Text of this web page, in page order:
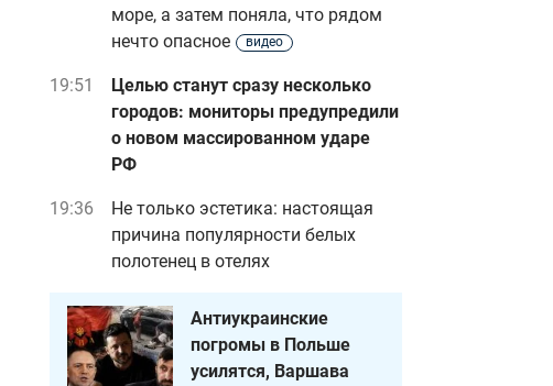
море, а затем поняла, что рядом
нечто опасное
видео
19:51
Целью станут сразу несколько
городов: мониторы предупредили
о новом массированном ударе
РФ
19:36
Не только эстетика: настоящая
причина популярности белых
полотенец в отелях
Антиукраинские
погромы в Польше
усилятся, Варшава